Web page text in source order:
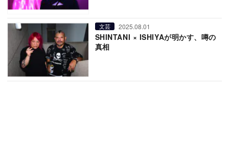
文芸 2025.08.01
SHINTANI × ISHIYAが明かす、噂の
真相